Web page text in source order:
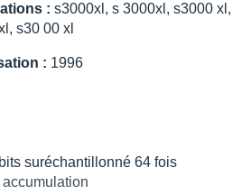
: s3000xl, s 3000xl, s3000 xl,
s30 00 xl
: 1996
suréchantillonné 64 fois
accumulation